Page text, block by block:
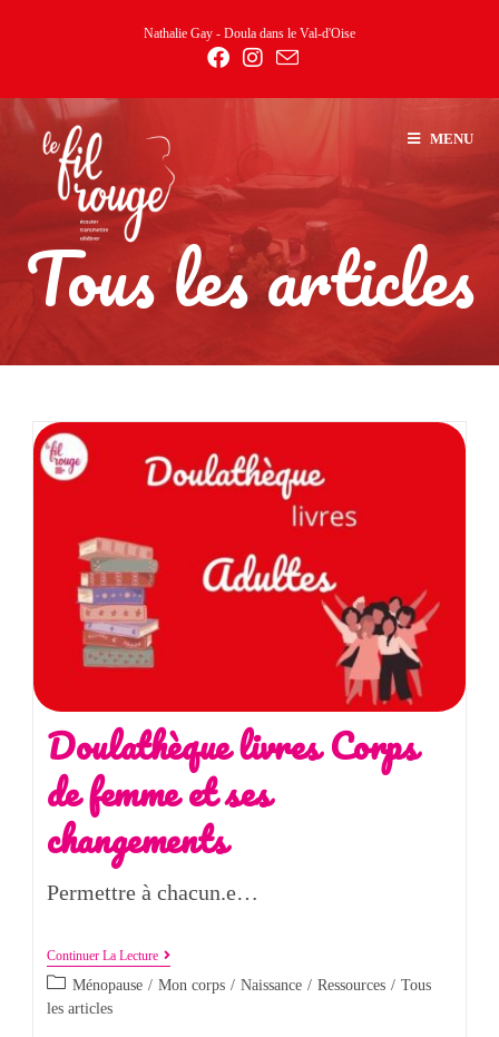
Nathalie Gay - Doula dans le Val-d'Oise
MENU
Tous les articles
Doulathèque livres Corps
de femme et ses
changements
Permettre à chacun.e…
Continuer La Lecture
Ménopause / Mon corps / Naissance / Ressources / Tous
les articles